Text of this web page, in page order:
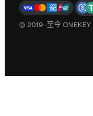
© 2019–至今 ONEKEY